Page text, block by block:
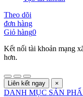
Theo dõi
đơn hàng
Giỏ hàng0
Kết nối tài khoản mạng
hơn.
Liên kết ngay ×
DANH MỤC SẢN